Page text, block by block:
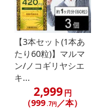
【3本セット(1本あ
たり60粒)】マルマ
ン/ノコギリヤシエ
キ...
2,999円
（999.7円／本）